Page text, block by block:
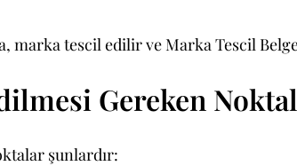
marka tescil edilir ve Marka Tescil
Gereken
şunlardır: